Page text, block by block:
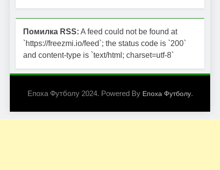
Помилка RSS: A feed could not be found at
`https://freezmi.io/feed`; the status code is `200`
and content-type is `text/html; charset=utf-8`
Епоха Футболу 2024. Powered By Епоха Футболу.